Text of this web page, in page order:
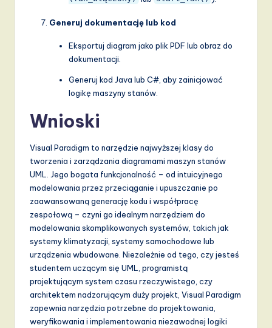
Generuj dokumentację lub kod
Eksportuj diagram jako plik PDF lub obraz do
dokumentacji.
Generuj kod Java lub C#, aby zainicjować
logikę maszyny stanów.
Wnioski
Visual Paradigm to narzędzie najwyższej klasy do
tworzenia i zarządzania diagramami maszyn stanów
UML. Jego bogata funkcjonalność – od intuicyjnego
modelowania przez przeciąganie i upuszczanie po
zaawansowaną generację kodu i współpracę
zespołową – czyni go idealnym narzędziem do
modelowania skomplikowanych systemów, takich jak
systemy klimatyzacji, systemy samochodowe lub
urządzenia wbudowane. Niezależnie od tego, czy jesteś
studentem uczącym się UML, programistą
projektującym system czasu rzeczywistego, czy
architektem nadzorującym duży projekt, Visual Paradigm
zapewnia narzędzia potrzebne do projektowania,
weryfikowania i implementowania niezawodnej logiki